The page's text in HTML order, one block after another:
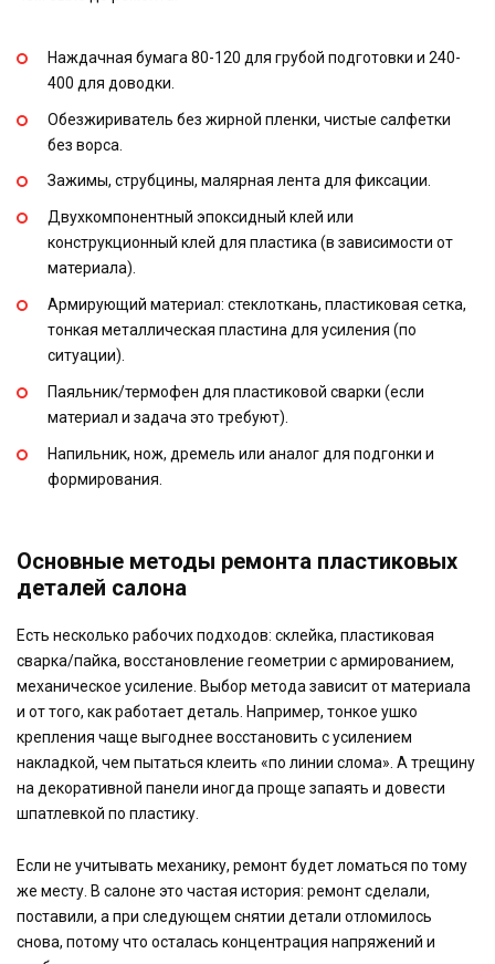
Наждачная бумага 80-120 для грубой подготовки и 240-
400 для доводки.
Обезжириватель без жирной пленки, чистые салфетки
без ворса.
Зажимы, струбцины, малярная лента для фиксации.
Двухкомпонентный эпоксидный клей или
конструкционный клей для пластика (в зависимости от
материала).
Армирующий материал: стеклоткань, пластиковая сетка,
тонкая металлическая пластина для усиления (по
ситуации).
Паяльник/термофен для пластиковой сварки (если
материал и задача это требуют).
Напильник, нож, дремель или аналог для подгонки и
формирования.
Основные методы ремонта пластиковых
деталей салона
Есть несколько рабочих подходов: склейка, пластиковая
сварка/пайка, восстановление геометрии с армированием,
механическое усиление. Выбор метода зависит от материала
и от того, как работает деталь. Например, тонкое ушко
крепления чаще выгоднее восстановить с усилением
накладкой, чем пытаться клеить «по линии слома». А трещину
на декоративной панели иногда проще запаять и довести
шпатлевкой по пластику.
Если не учитывать механику, ремонт будет ломаться по тому
же месту. В салоне это частая история: ремонт сделали,
поставили, а при следующем снятии детали отломилось
снова, потому что осталась концентрация напряжений и